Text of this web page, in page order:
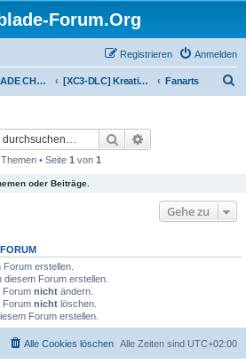
Forum.Org
Anmelden
Registrieren
XENOBLADE CHRONICLES 3: DIE ERLÖSTE ZUKUNFT [XC3-DLC] Kreativitätskabinett Fanarts
Suche
• Seite 1 von 1
oder Beiträge.
Gehe zu
erstellen.
Forum erstellen.
Forum nicht ändern.
Forum nicht löschen.
Forum erstellen.
Alle Zeiten sind UTC+02:00
Alle Cookies löschen